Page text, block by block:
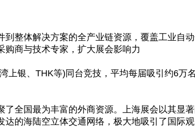
整体解决方案的全产业链资源，覆盖工业自
购商与技术专家，扩大展会影响力
银、THK等)同台竞技，平均每届吸引约6万
国最为丰富的外商资源。上海展会以其显著
的海陆空立体交通网络，极大地吸引了国际